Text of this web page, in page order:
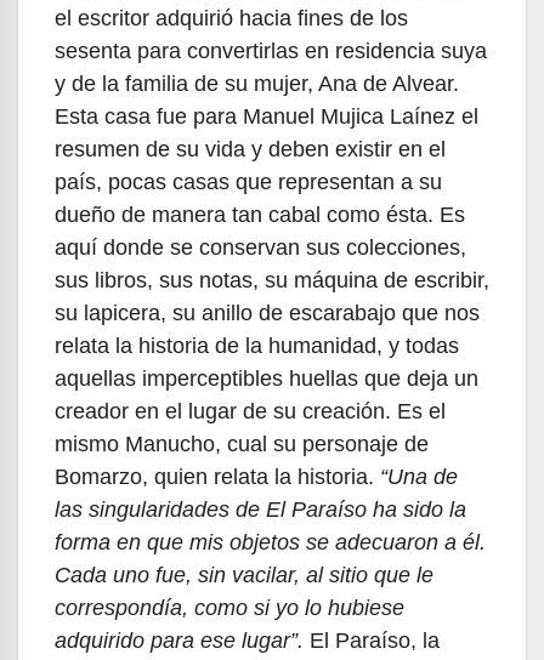
el escritor adquirió hacia fines de los
sesenta para convertirlas en residencia suya
y de la familia de su mujer, Ana de Alvear.
Esta casa fue para Manuel Mujica Laínez el
resumen de su vida y deben existir en el
país, pocas casas que representan a su
dueño de manera tan cabal como ésta. Es
aquí donde se conservan sus colecciones,
sus libros, sus notas, su máquina de escribir,
su lapicera, su anillo de escarabajo que nos
relata la historia de la humanidad, y todas
aquellas imperceptibles huellas que deja un
creador en el lugar de su creación. Es el
mismo Manucho, cual su personaje de
Bomarzo, quien relata la historia. “Una de
las singularidades de El Paraíso ha sido la
forma en que mis objetos se adecuaron a él.
Cada uno fue, sin vacilar, al sitio que le
correspondía, como si yo lo hubiese
adquirido para ese lugar”. El Paraíso, la